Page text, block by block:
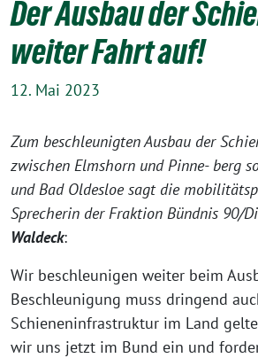
Der Ausbau der
weiter Fahrt auf!
12. Mai 2023
Zum beschleunigten Ausbau der
zwischen Elmshorn und Pinne- berg
und Bad Oldesloe sagt die
Sprecherin der Fraktion Bündnis 90/
Waldeck:
Wir beschleunigen weiter beim
Beschleunigung muss dringend
Schieneninfrastruktur im Land
wir uns jetzt im Bund ein und